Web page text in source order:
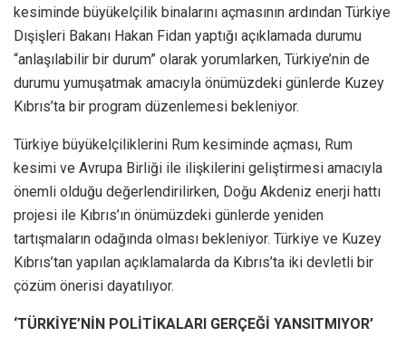
kesiminde büyükelçilik binalarını açmasının ardından Türkiye
Dışişleri Bakanı Hakan Fidan yaptığı açıklamada durumu
“anlaşılabilir bir durum” olarak yorumlarken, Türkiye’nin de
durumu yumuşatmak amacıyla önümüzdeki günlerde Kuzey
Kıbrıs’ta bir program düzenlemesi bekleniyor.
Türkiye büyükelçiliklerini Rum kesiminde açması, Rum
kesimi ve Avrupa Birliği ile ilişkilerini geliştirmesi amacıyla
önemli olduğu değerlendirilirken, Doğu Akdeniz enerji hattı
projesi ile Kıbrıs’ın önümüzdeki günlerde yeniden
tartışmaların odağında olması bekleniyor. Türkiye ve Kuzey
Kıbrıs’tan yapılan açıklamalarda da Kıbrıs’ta iki devletli bir
çözüm önerisi dayatılıyor.
‘TÜRKİYE’NİN POLİTİKALARI GERÇEĞİ YANSITMIYOR’